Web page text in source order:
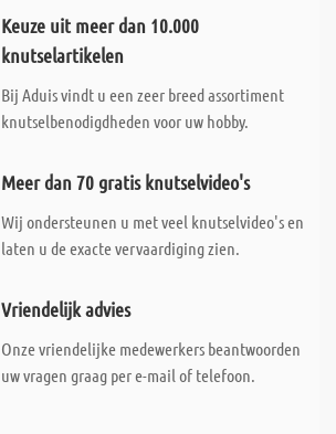
Keuze uit meer dan 10.000
knutselartikelen
Bij Aduis vindt u een zeer breed assortiment
knutselbenodigdheden voor uw hobby.
Meer dan 70 gratis knutselvideo's
Wij ondersteunen u met veel knutselvideo's en
laten u de exacte vervaardiging zien.
Vriendelijk advies
Onze vriendelijke medewerkers beantwoorden
uw vragen graag per e-mail of telefoon.